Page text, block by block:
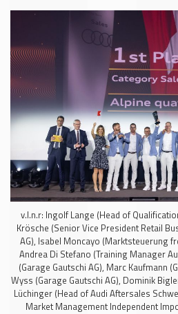
v.l.n.r: Ingolf Lange (Head of
Krösche (Senior Vice President Retail
AG), Isabel Moncayo (Marktsteuerung
Andrea Di Stefano (Training Manager
(Garage Gautschi AG), Marc Kaufmann
Wyss (Garage Gautschi AG), Dominik
Lüchinger (Head of Audi Aftersales
Market Management Independent